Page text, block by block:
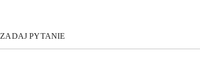
ZADAJ PYTANIE